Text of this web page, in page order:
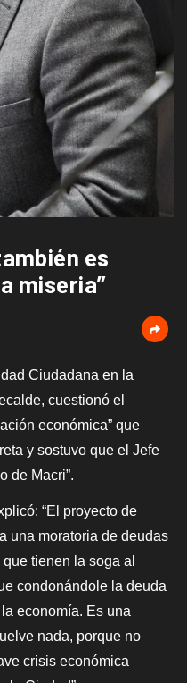
es
miseria”
Ciudadana en la
cuestionó el
económica” que
y sostuvo que el Jefe
de Macri”.
“El proyecto de
una moratoria de deudas
tienen la soga al
condonándole la deuda
economía. Es una
nada, porque no
crisis económica